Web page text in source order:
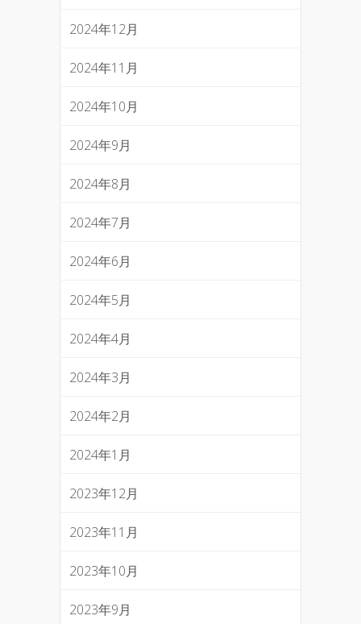
2024年12月
2024年11月
2024年10月
2024年9月
2024年8月
2024年7月
2024年6月
2024年5月
2024年4月
2024年3月
2024年2月
2024年1月
2023年12月
2023年11月
2023年10月
2023年9月